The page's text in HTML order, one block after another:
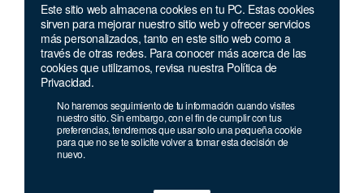
Este sitio web almacena cookies en tu PC. Estas cookies
sirven para mejorar nuestro sitio web y ofrecer servicios
más personalizados, tanto en este sitio web como a
través de otras redes. Para conocer más acerca de las
cookies que utilizamos, revisa nuestra Política de
Privacidad.
No haremos seguimiento de tu información cuando visites
nuestro sitio. Sin embargo, con el fin de cumplir con tus
preferencias, tendremos que usar solo una pequeña cookie
para que no se te solicite volver a tomar esta decisión de
nuevo.
Llámanos
Lunes a jueves de 7 a.m.
a 5:00 p.m. Viernes de
7 a.m. a 4 p.m. Sábados de 8 a.m. a 2 p.m.
Celular y Whatsapp:333 033 40 39
Bogotá:381 92 69